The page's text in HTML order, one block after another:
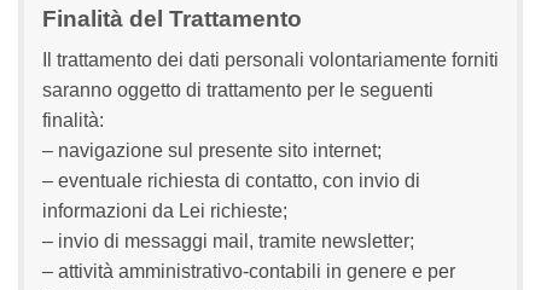
Finalità del Trattamento
Il trattamento dei dati personali volontariamente forniti
saranno oggetto di trattamento per le seguenti
finalità:
– navigazione sul presente sito internet;
– eventuale richiesta di contatto, con invio di
informazioni da Lei richieste;
– invio di messaggi mail, tramite newsletter;
– attività amministrativo-contabili in genere e per